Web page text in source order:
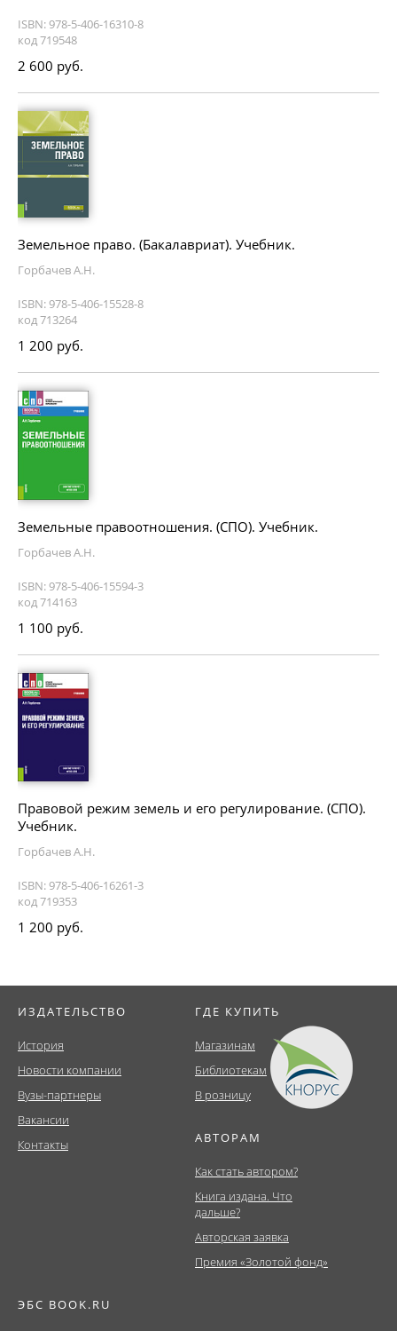
ISBN: 978-5-406-16310-8
код 719548
2 600 руб.
Земельное право. (Бакалавриат). Учебник.
Горбачев А.Н.
ISBN: 978-5-406-15528-8
код 713264
1 200 руб.
Земельные правоотношения. (СПО). Учебник.
Горбачев А.Н.
ISBN: 978-5-406-15594-3
код 714163
1 100 руб.
Правовой режим земель и его регулирование. (СПО).
Учебник.
Горбачев А.Н.
ISBN: 978-5-406-16261-3
код 719353
1 200 руб.
ИЗДАТЕЛЬСТВО
История
Новости компании
Вузы-партнеры
Вакансии
Контакты
ГДЕ КУПИТЬ
Магазинам
Библиотекам
В розницу
АВТОРАМ
Как стать автором?
Книга издана. Что
дальше?
Авторская заявка
Премия «Золотой фонд»
ЭБС BOOK.RU